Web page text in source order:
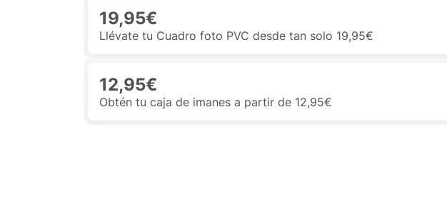
19,95€
Llévate tu Cuadro foto PVC desde tan solo 19,95€
12,95€
Obtén tu caja de imanes a partir de 12,95€